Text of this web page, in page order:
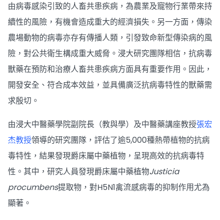
由病毒感染引致的人畜共患疾病，為農業及寵物行業帶來持
續性的風險，有機會造成重大的經濟損失。另一方面，傳染
農場動物的病毒亦存有傳播人類，引發致命新型傳染病的風
險，對公共衛生構成重大威脅。浸大研究團隊相信，抗病毒
獸藥在預防和治療人畜共患疾病方面具有重要作用。因此，
開發安全、符合成本效益，並具備廣泛抗病毒特性的獸藥需
求殷切。
由浸大中醫藥學院副院長（教與學）及中醫藥講座教授張宏
杰教授領導的研究團隊，評估了逾5,000種熱帶植物的抗病
毒特性，結果發現爵床屬中藥植物，呈現高效的抗病毒特
性。其中，研究人員發現爵床屬中藥植物Justicia
procumbens提取物，對H5N1禽流感病毒的抑制作用尤為
顯著。